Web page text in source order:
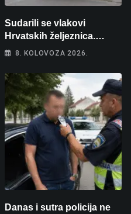
Sudarili se vlakovi
Hrvatskih željeznica.
Šestero osoba teško
intenzivnoj
8. KOLOVOZA 2026.
Danas i sutra policija ne